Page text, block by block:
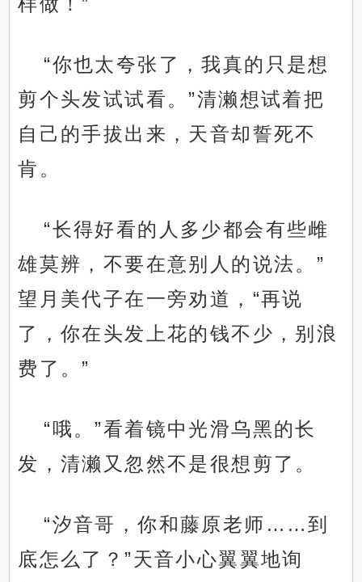
“你也太夸张了，我真的只是想
剪个头发试试看。”清濑想试着把
自己的手拔出来，天音却誓死不
肯。
“长得好看的人多少都会有些雌
雄莫辨，不要在意别人的说法。”
望月美代子在一旁劝道，“再说
了，你在头发上花的钱不少，别浪
费了。”
“哦。”看着镜中光滑乌黑的长
发，清濑又忽然不是很想剪了。
“汐音哥，你和藤原老师……到
底怎么了？”天音小心翼翼地询